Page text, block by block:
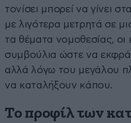
τονίσει μπορεί να γίνει
με λιγότερα μετρητά σε
τα θέματα νομοθεσίας, οι
συμβούλια ώστε να
αλλά λόγω του μεγάλου
να καταλήξουν κάπου.
Το προφίλ των